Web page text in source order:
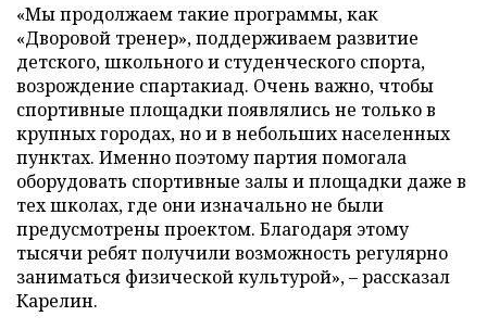
«Мы продолжаем такие программы, как
«Дворовой тренер», поддерживаем развитие
детского, школьного и студенческого спорта,
возрождение спартакиад. Очень важно, чтобы
спортивные площадки появлялись не только в
крупных городах, но и в небольших населенных
пунктах. Именно поэтому партия помогала
оборудовать спортивные залы и площадки даже в
тех школах, где они изначально не были
предусмотрены проектом. Благодаря этому
тысячи ребят получили возможность регулярно
заниматься физической культурой», – рассказал
Карелин.